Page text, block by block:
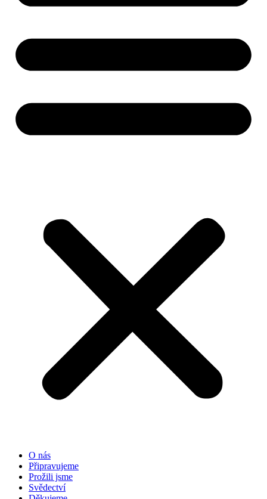
O nás
Připravujeme
Prožili jsme
Svědectví